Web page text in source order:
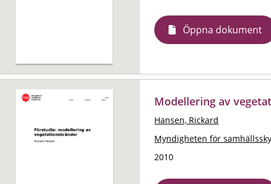
Öppna dokument
Modellering av
Hansen, Rickard
Myndigheten för
2010